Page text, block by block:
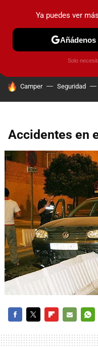
PRUEBAS COCHES
HOY SE HABLA DE
Camper Seguridad
Accidentes en
MAIL
Ya puedes ver
Solo